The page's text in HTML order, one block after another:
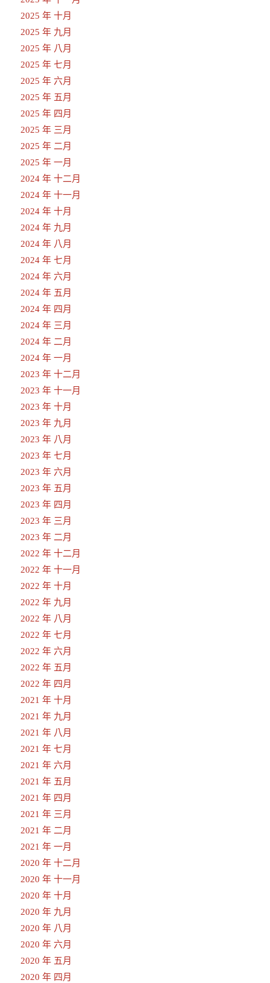
2025 年 十月
2025 年 九月
2025 年 八月
2025 年 七月
2025 年 六月
2025 年 五月
2025 年 四月
2025 年 三月
2025 年 二月
2025 年 一月
2024 年 十二月
2024 年 十一月
2024 年 十月
2024 年 九月
2024 年 八月
2024 年 七月
2024 年 六月
2024 年 五月
2024 年 四月
2024 年 三月
2024 年 二月
2024 年 一月
2023 年 十二月
2023 年 十一月
2023 年 十月
2023 年 九月
2023 年 八月
2023 年 七月
2023 年 六月
2023 年 五月
2023 年 四月
2023 年 三月
2023 年 二月
2022 年 十二月
2022 年 十一月
2022 年 十月
2022 年 九月
2022 年 八月
2022 年 七月
2022 年 六月
2022 年 五月
2022 年 四月
2021 年 十月
2021 年 九月
2021 年 八月
2021 年 七月
2021 年 六月
2021 年 五月
2021 年 四月
2021 年 三月
2021 年 二月
2021 年 一月
2020 年 十二月
2020 年 十一月
2020 年 十月
2020 年 九月
2020 年 八月
2020 年 六月
2020 年 五月
2020 年 四月